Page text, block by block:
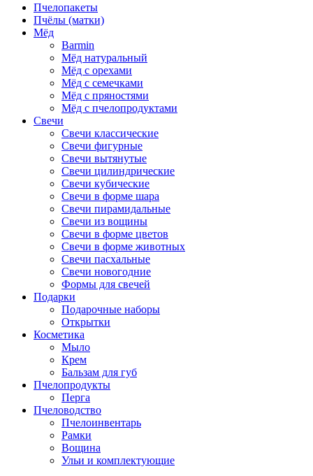
Пчелопакеты
Пчёлы (матки)
Мёд
Barmin
Мёд натуральный
Мёд с орехами
Мёд с семечками
Мёд с пряностями
Мёд с пчелопродуктами
Свечи
Свечи классические
Свечи фигурные
Свечи вытянутые
Свечи цилиндрические
Свечи кубические
Свечи в форме шара
Свечи пирамидальные
Свечи из вощины
Свечи в форме цветов
Свечи в форме животных
Свечи пасхальные
Свечи новогодние
Формы для свечей
Подарки
Подарочные наборы
Открытки
Косметика
Мыло
Крем
Бальзам для губ
Пчелопродукты
Перга
Пчеловодство
Пчелоинвентарь
Рамки
Вощина
Ульи и комплектующие